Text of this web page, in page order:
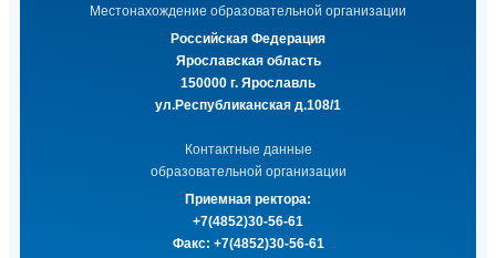
Местонахождение образовательной организации
Российская Федерация
Ярославская область
150000 г. Ярославль
ул.Республиканская д.108/1
Контактные данные
образовательной организации
Приемная ректора:
+7(4852)30-56-61
Факс: +7(4852)30-56-61